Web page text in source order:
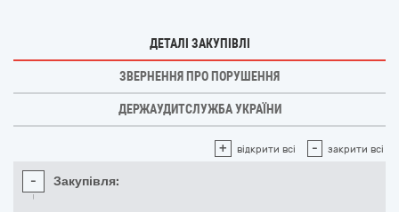
ДЕТАЛІ ЗАКУПІВЛІ
ЗВЕРНЕННЯ ПРО ПОРУШЕННЯ
ДЕРЖАУДИТСЛУЖБА УКРАЇНИ
+ відкрити всі - закрити всі
- Закупівля: